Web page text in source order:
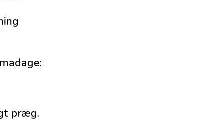
præg.